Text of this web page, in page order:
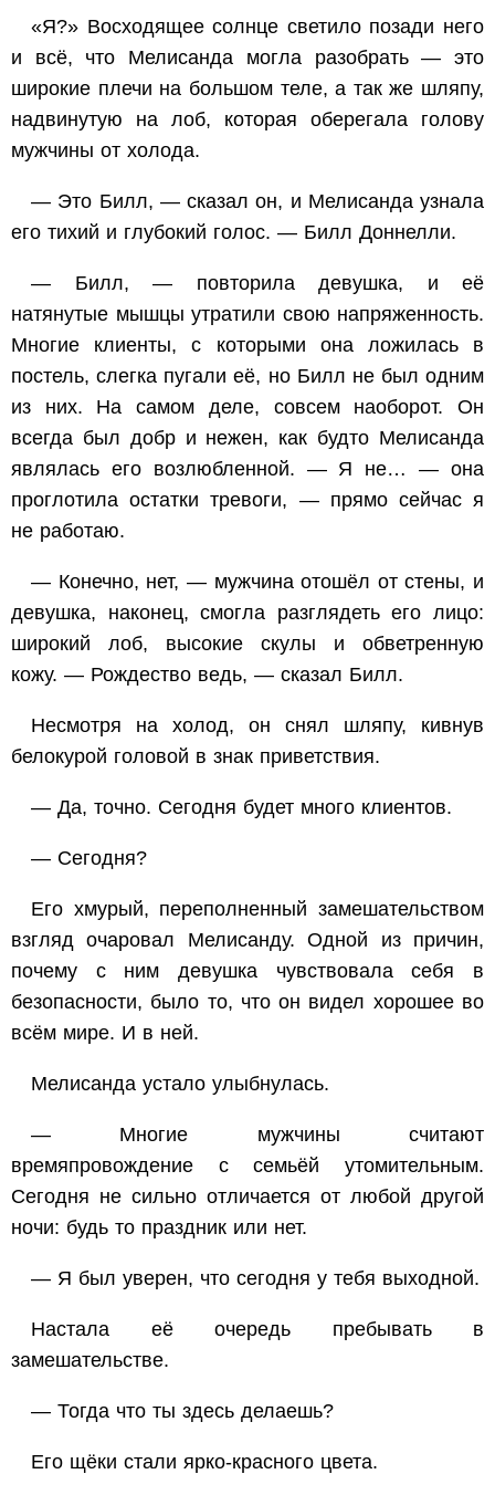
«Я?» Восходящее солнце светило позади него
и всё, что Мелисанда могла разобрать — это
широкие плечи на большом теле, а так же шляпу,
надвинутую на лоб, которая оберегала голову
мужчины от холода.
— Это Билл, — сказал он, и Мелисанда узнала
его тихий и глубокий голос. — Билл Доннелли.
— Билл, — повторила девушка, и её
натянутые мышцы утратили свою напряженность.
Многие клиенты, с которыми она ложилась в
постель, слегка пугали её, но Билл не был одним
из них. На самом деле, совсем наоборот. Он
всегда был добр и нежен, как будто Мелисанда
являлась его возлюбленной. — Я не… — она
проглотила остатки тревоги, — прямо сейчас я
не работаю.
— Конечно, нет, — мужчина отошёл от стены, и
девушка, наконец, смогла разглядеть его лицо:
широкий лоб, высокие скулы и обветренную
кожу. — Рождество ведь, — сказал Билл.
Несмотря на холод, он снял шляпу, кивнув
белокурой головой в знак приветствия.
— Да, точно. Сегодня будет много клиентов.
— Сегодня?
Его хмурый, переполненный замешательством
взгляд очаровал Мелисанду. Одной из причин,
почему с ним девушка чувствовала себя в
безопасности, было то, что он видел хорошее во
всём мире. И в ней.
Мелисанда устало улыбнулась.
— Многие мужчины считают
времяпровождение с семьёй утомительным.
Сегодня не сильно отличается от любой другой
ночи: будь то праздник или нет.
— Я был уверен, что сегодня у тебя выходной.
Настала её очередь пребывать в
замешательстве.
— Тогда что ты здесь делаешь?
Его щёки стали ярко-красного цвета.